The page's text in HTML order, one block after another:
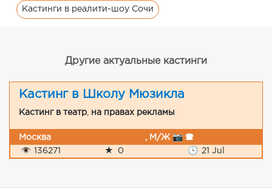
Кастинги в реалити-шоу Сочи
Другие актуальные кастинги
Кастинг в Школу Мюзикла
Кастинг в театр на правах рекламы
Москва
, М/Ж 📷 🕿
👁 136271 ★ 0 🕒 21 Jul